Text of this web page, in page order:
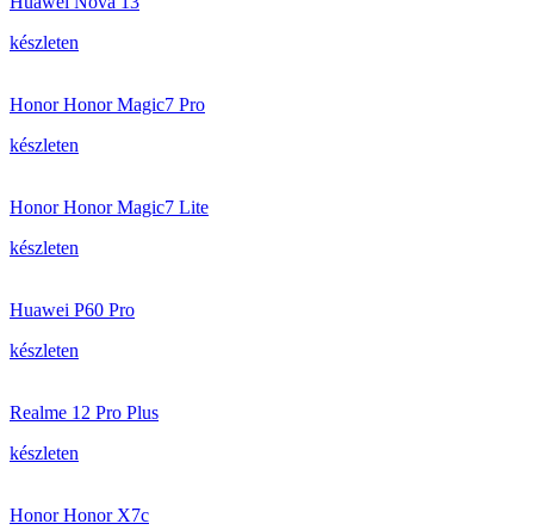
készleten
Honor Honor Magic7 Pro
készleten
Honor Honor Magic7 Lite
készleten
Huawei P60 Pro
készleten
Realme 12 Pro Plus
készleten
Honor Honor X7c